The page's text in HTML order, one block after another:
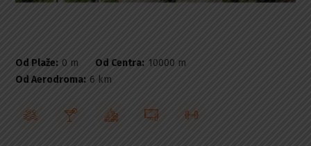
Od Plaže: 0 m Od Centra: 10000 m
Od Aerodroma: 6 km